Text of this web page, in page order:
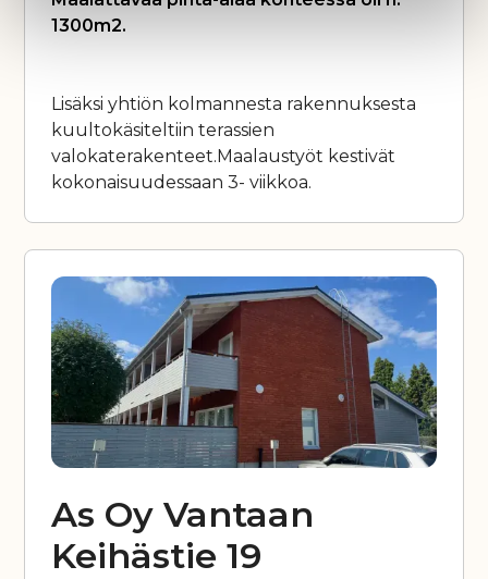
1300m2.
Lisäksi yhtiön kolmannesta rakennuksesta
kuultokäsiteltiin terassien
valokaterakenteet.Maalaustyöt kestivät
kokonaisuudessaan 3- viikkoa.
As Oy Vantaan
Keihästie 19